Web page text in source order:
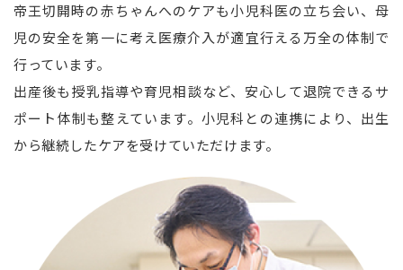
帝王切開時の赤ちゃんへのケアも小児科医の立ち会い、母
児の安全を第一に考え医療介入が適宜行える万全の体制で
行っています。
出産後も授乳指導や育児相談など、安心して退院できるサ
ポート体制も整えています。小児科との連携により、出生
から継続したケアを受けていただけます。